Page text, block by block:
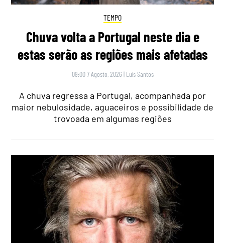
TEMPO
Chuva volta a Portugal neste dia e
estas serão as regiões mais afetadas
09:00 7 Agosto, 2026 | Luís Santos
A chuva regressa a Portugal, acompanhada por
maior nebulosidade, aguaceiros e possibilidade de
trovoada em algumas regiões